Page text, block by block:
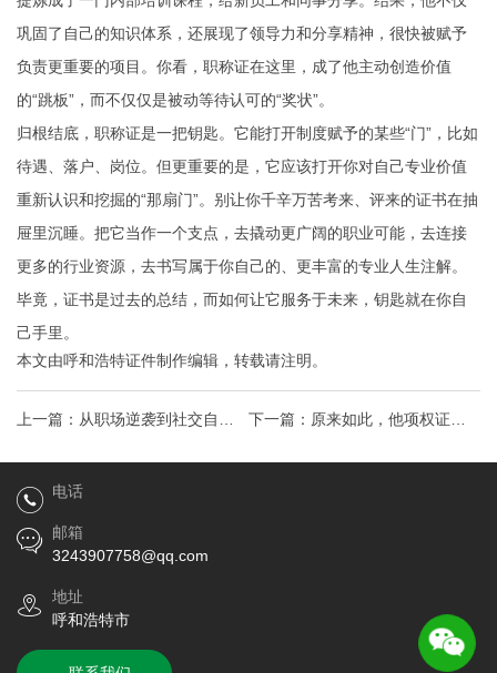
巩固了自己的知识体系，还展现了领导力和分享精神，很快被赋予
负责更重要的项目。你看，职称证在这里，成了他主动创造价值
的“跳板”，而不仅仅是被动等待认可的“奖状”。
归根结底，职称证是一把钥匙。它能打开制度赋予的某些“门”，比如
待遇、落户、岗位。但更重要的是，它应该打开你对自己专业价值
重新认识和挖掘的“那扇门”。别让你千辛万苦考来、评来的证书在抽
屉里沉睡。把它当作一个支点，去撬动更广阔的职业可能，去连接
更多的行业资源，去书写属于你自己的、更丰富的专业人生注解。
毕竟，证书是过去的总结，而如何让它服务于未来，钥匙就在你自
己手里。
本文由呼和浩特证件制作编辑，转载请注明。
上一篇： 从职场逆袭到社交自
信，一张普通话等级证背后的价
值远超你的想象
下一篇： 原来如此，他项权证没
你想的那么复杂，弄懂这几点，
电话
邮箱
3243907758@qq.com
地址
呼和浩特市